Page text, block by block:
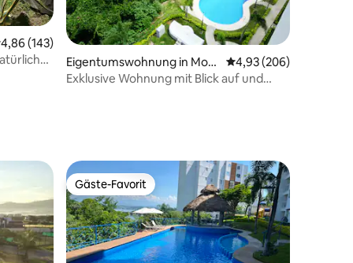
Bewertungen
Bewertung: 4,86 von 5, 143 Bewertungen
4,86 (143)
Eigentumswohnung in More
los
Durchschnittliche
4,93 (206)
Exklusive Wohnung mit Blick auf und
Gäste-Favorit
Gäste-Favorit